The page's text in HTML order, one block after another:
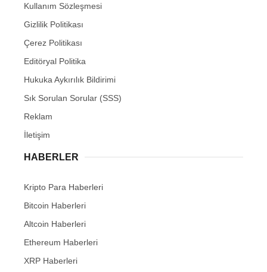
Kullanım Sözleşmesi
Gizlilik Politikası
Çerez Politikası
Editöryal Politika
Hukuka Aykırılık Bildirimi
Sık Sorulan Sorular (SSS)
Reklam
İletişim
HABERLER
Kripto Para Haberleri
Bitcoin Haberleri
Altcoin Haberleri
Ethereum Haberleri
XRP Haberleri